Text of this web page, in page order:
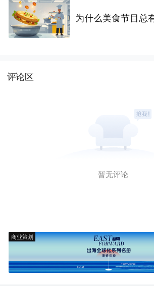
为什么美食节目总
评论区
暂无评论
商业策划